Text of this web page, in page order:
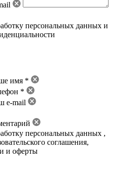
персональных данных и
имя *
*
e-mail
персональных данных ,
соглашения,
и оферты